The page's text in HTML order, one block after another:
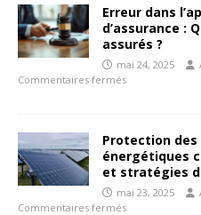
Erreur dans
d’assurance :
assurés ?
mai 24, 2025
Commentaires fermés
Protection
énergétiques
et stratégies
mai 23, 2025
Commentaires fermés